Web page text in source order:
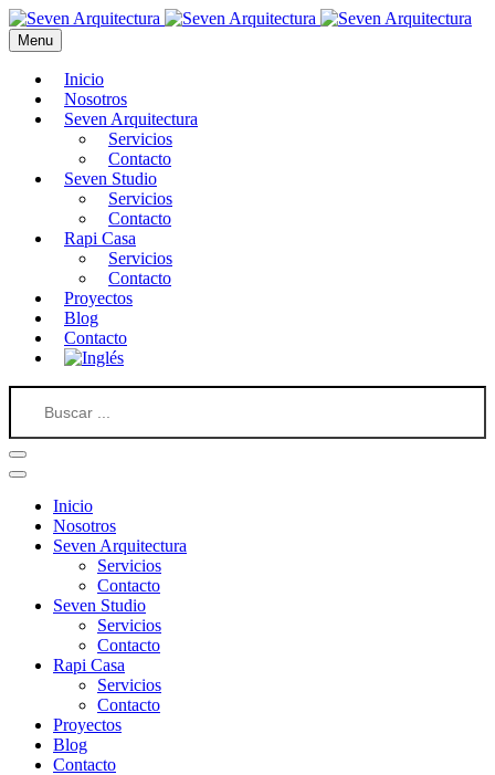
Menu
Inicio
Nosotros
Seven Arquitectura
Servicios
Contacto
Seven Studio
Servicios
Contacto
Rapi Casa
Servicios
Contacto
Proyectos
Blog
Contacto
Inicio
Nosotros
Seven Arquitectura
Servicios
Contacto
Seven Studio
Servicios
Contacto
Rapi Casa
Servicios
Contacto
Proyectos
Blog
Contacto